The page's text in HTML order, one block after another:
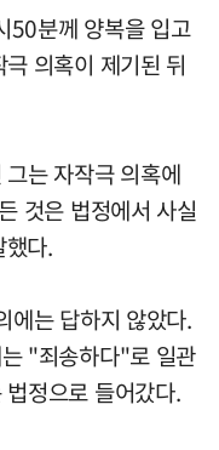
50분께 양복을 입고
의혹이 제기된 뒤
는 자작극 의혹에
것은 법정에서 사실
다.
에는 답하지 않았다.
"죄송하다"로 일관
정으로 들어갔다.